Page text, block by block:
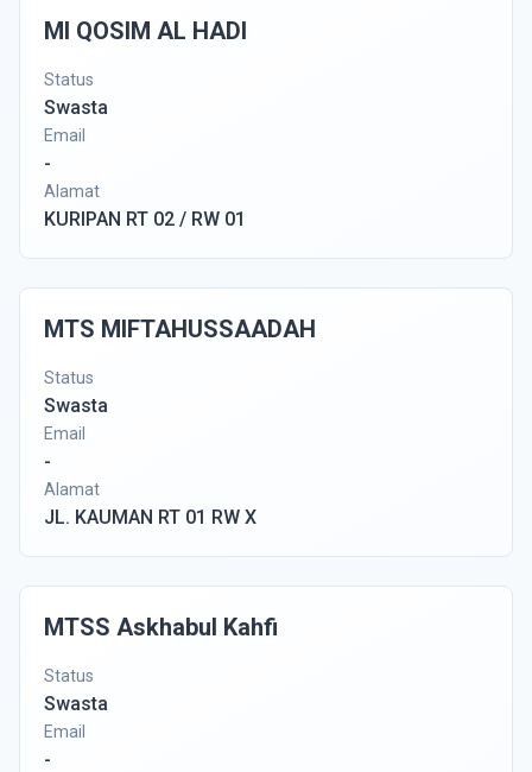
MI QOSIM AL HADI
Status
Swasta
Email
-
Alamat
KURIPAN RT 02 / RW 01
MTS MIFTAHUSSAADAH
Status
Swasta
Email
-
Alamat
JL. KAUMAN RT 01 RW X
MTSS Askhabul Kahfi
Status
Swasta
Email
-